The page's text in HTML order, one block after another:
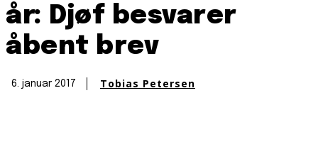
år: Djøf besvarer
åbent brev
6. januar 2017 Tobias Petersen